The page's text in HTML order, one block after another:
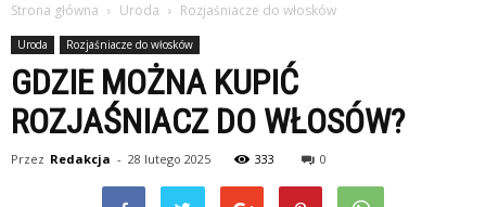
Strona główna Uroda Rozjaśniacze do włosków
Uroda Rozjaśniacze do włosków
GDZIE MOŻNA KUPIĆ
ROZJAŚNIACZ DO WŁOSÓW?
Przez Redakcja - 28 lutego 2025 333 0